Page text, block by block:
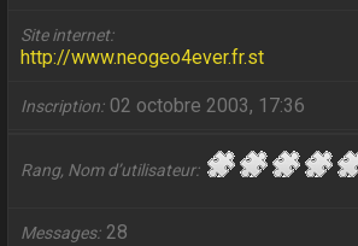
Site internet
http://www.neogeo4ever.fr.st
Inscription 02 octobre 2003, 17:36
Rang, Nom d’utilisateur
Messages 28